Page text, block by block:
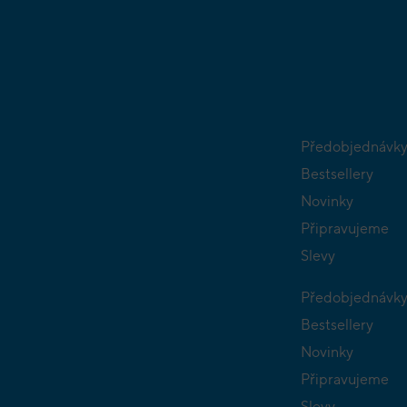
Předobjednávky
Bestsellery
Novinky
Připravujeme
Slevy
Předobjednávky
Bestsellery
Novinky
Připravujeme